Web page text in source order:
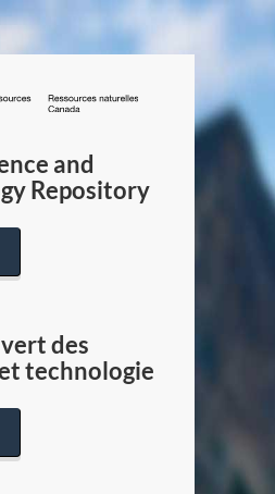
/
Canada
and
Repository
des
technologie